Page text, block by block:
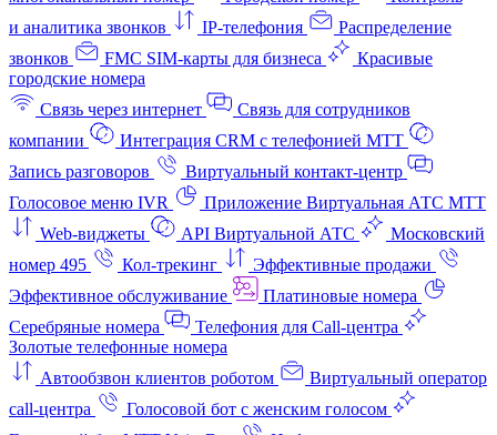
и аналитика звонков
IP-телефония
Распределение
звонков
FMC SIM-карты для бизнеса
Красивые
городские номера
Связь через интернет
Связь для сотрудников
компании
Интеграция CRM с телефонией МТТ
Запись разговоров
Виртуальный контакт‑центр
Голосовое меню IVR
Приложение Виртуальная АТС МТТ
Web-виджеты
API Виртуальной АТС
Московский
номер 495
Кол-трекинг
Эффективные продажи
Эффективное обслуживание
Платиновые номера
Серебряные номера
Телефония для Call-центра
Золотые телефонные номера
Автообзвон клиентов роботом
Виртуальный оператор
call-центра
Голосовой бот с женским голосом